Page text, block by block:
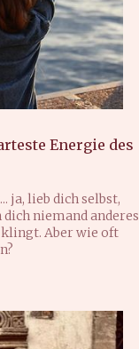
Energie des
ja, lieb dich selbst,
niemand anderes
klingt. Aber wie oft